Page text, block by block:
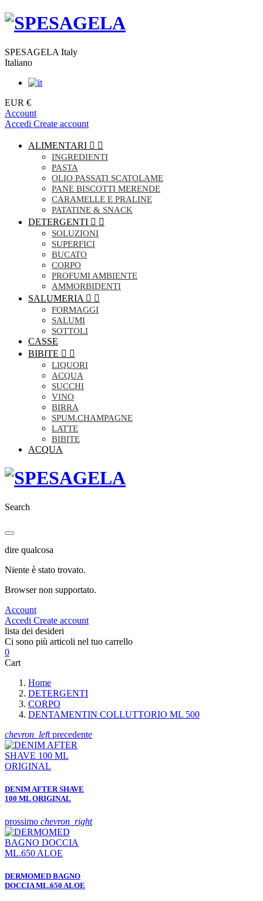
SPESAGELA Italy
Italiano
EUR €
Account
Accedi Create account
ALIMENTARI  
INGREDIENTI
PASTA
OLIO PASSATI SCATOLAME
PANE BISCOTTI MERENDE
CARAMELLE E PRALINE
PATATINE & SNACK
DETERGENTI  
SOLUZIONI
SUPERFICI
BUCATO
CORPO
PROFUMI AMBIENTE
AMMORBIDENTI
SALUMERIA  
FORMAGGI
SALUMI
SOTTOLI
CASSE
BIBITE  
LIQUORI
ACQUA
SUCCHI
VINO
BIRRA
SPUM.CHAMPAGNE
LATTE
BIBITE
ACQUA
Search
dire qualcosa
Niente è stato trovato.
Browser non supportato.
Account
Accedi Create account
lista dei desideri
Ci sono più articoli nel tuo carrello
0
Cart
Home
DETERGENTI
CORPO
DENTAMENTIN COLLUTTORIO ML 500
chevron_leftprecedente
DENIM AFTER SHAVE
100 ML ORIGINAL
prossimo chevron_right
DERMOMED BAGNO
DOCCIA ML.650 ALOE